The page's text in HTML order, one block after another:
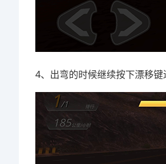
4、出弯的时候继续按下漂移键